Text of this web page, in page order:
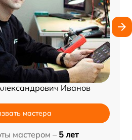
Иванов
мастера
мастером – 5 лет